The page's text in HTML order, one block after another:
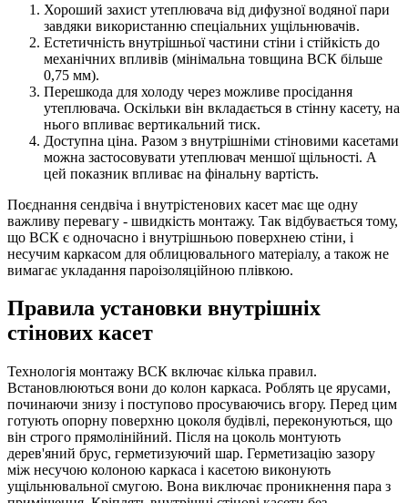
Хороший захист утеплювача від дифузної водяної пари
завдяки використанню спеціальних ущільнювачів.
Естетичність внутрішньої частини стіни і стійкість до
механічних впливів (мінімальна товщина ВСК більше
0,75 мм).
Перешкода для холоду через можливе просідання
утеплювача. Оскільки він вкладається в стінну касету, на
нього впливає вертикальний тиск.
Доступна ціна. Разом з внутрішніми стіновими касетами
можна застосовувати утеплювач меншої щільності. А
цей показник впливає на фінальну вартість.
Поєднання сендвіча і внутрістенових касет має ще одну
важливу перевагу - швидкість монтажу. Так відбувається тому,
що ВСК є одночасно і внутрішньою поверхнею стіни, і
несучим каркасом для облицювального матеріалу, а також не
вимагає укладання пароізоляційною плівкою.
Правила установки внутрішніх
стінових касет
Технологія монтажу ВСК включає кілька правил.
Встановлюються вони до колон каркаса. Роблять це ярусами,
починаючи знизу і поступово просуваючись вгору. Перед цим
готують опорну поверхню цоколя будівлі, переконуються, що
він строго прямолінійний. Після на цоколь монтують
дерев'яний брус, герметизуючий шар. Герметизацію зазору
між несучою колоною каркаса і касетою виконують
ущільнювальної смугою. Вона виключає проникнення пара з